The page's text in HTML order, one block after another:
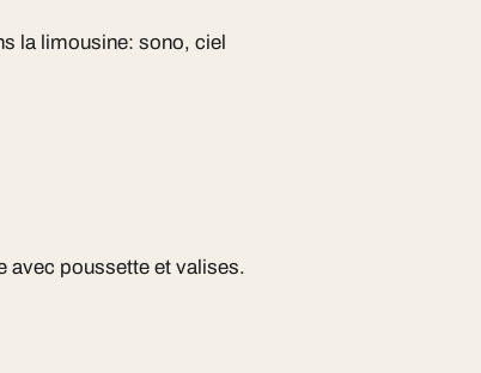
la limousine: sono, ciel
avec poussette et valises.